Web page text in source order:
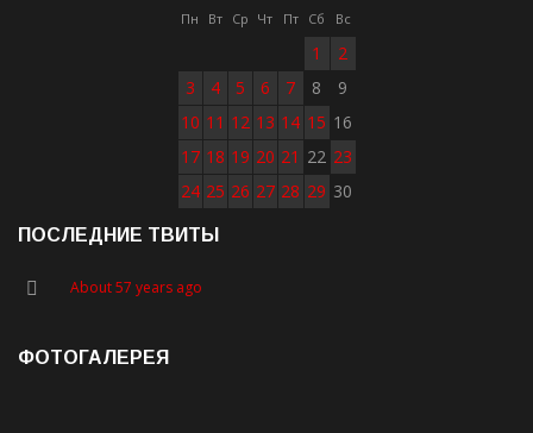
Пн Вт Ср Чт Пт Сб Вс
1
2
3
4 5 6 7 8
9
10 11 12 13 14 15 16
17 18 19 20 21 22 23
24 25 26 27 28 29 30
ПОСЛЕДНИЕ ТВИТЫ
About 57 years ago
ФОТОГАЛЕРЕЯ